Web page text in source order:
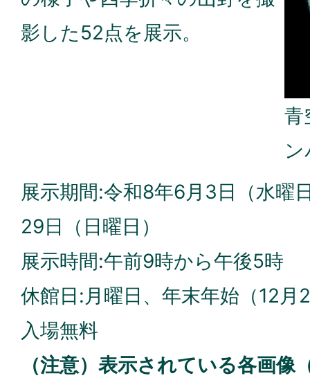
青
ン
影した52点を展示。
展示期間:令和8年6月3日（水曜
29日（日曜日）
展示時間:午前9時から午後5時
休館日:月曜日、年末年始（12月
入場無料
（注意）表示されている各画像